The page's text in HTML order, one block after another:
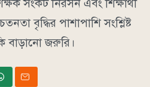
সংকট নিরসন এবং শিক্ষার্থী
বৃদ্ধির পাশাপাশি সংশ্লিষ্ট
বাড়ানো জরুরি।